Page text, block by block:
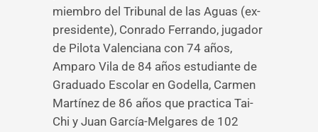
miembro del Tribunal de las Aguas (ex-
presidente), Conrado Ferrando, jugador
de Pilota Valenciana con 74 años,
Amparo Vila de 84 años estudiante de
Graduado Escolar en Godella, Carmen
Martínez de 86 años que practica Tai-
Chi y Juan García-Melgares de 102